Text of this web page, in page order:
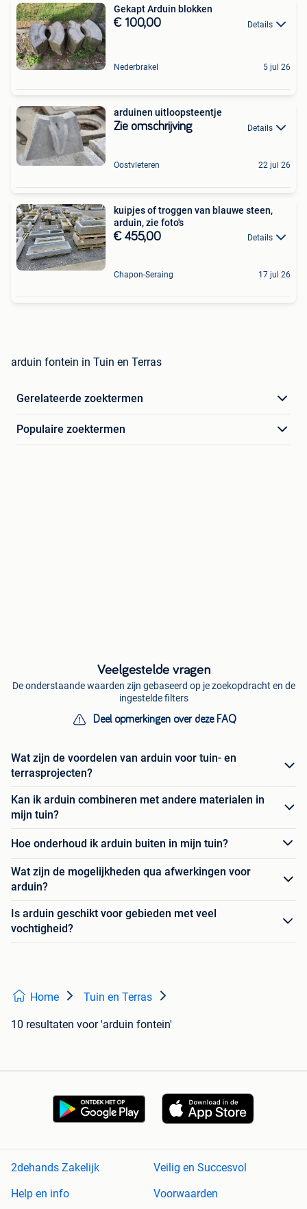
Gekapt Arduin blokken
€ 100,00 Details
Nederbrakel 5 jul 26
arduinen uitloopsteentje
Zie omschrijving Details
Oostvleteren 22 jul 26
kuipjes of troggen van blauwe steen,
arduin, zie foto's
€ 455,00 Details
Chapon-Seraing 17 jul 26
arduin fontein in Tuin en Terras
Gerelateerde zoektermen
Populaire zoektermen
Veelgestelde vragen
De onderstaande waarden zijn gebaseerd op je zoekopdracht en de
ingestelde filters
Deel opmerkingen over deze FAQ
Wat zijn de voordelen van arduin voor tuin- en
terrasprojecten?
Kan ik arduin combineren met andere materialen in
mijn tuin?
Hoe onderhoud ik arduin buiten in mijn tuin?
Wat zijn de mogelijkheden qua afwerkingen voor
arduin?
Is arduin geschikt voor gebieden met veel
vochtigheid?
Home Tuin en Terras
10 resultaten voor 'arduin fontein'
2dehands Zakelijk
Veilig en Succesvol
Help en info
Voorwaarden